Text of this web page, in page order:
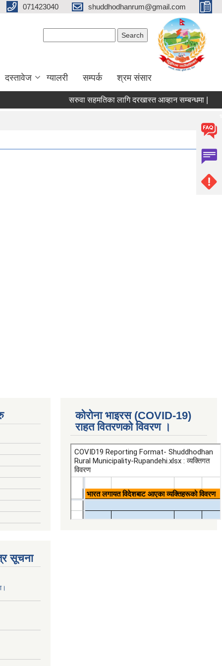
071423040 shuddhodhanrum@gmail.com
दस्तावेज ग्यालरी सम्पर्क श्रम संसार
सरुवा सहमतिका लागि दरखास्त आव्हान सम्बन्धमा |
सूचना
कोरोना भाइरस (COVID-19)
राहत वितरणको विवरण ।